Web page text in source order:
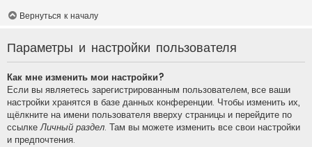
Вернуться к началу
Параметры и настройки пользователя
Как мне изменить мои настройки?
Если вы являетесь зарегистрированным пользователем, все ваши
настройки хранятся в базе данных конференции. Чтобы изменить их,
щёлкните на имени пользователя вверху страницы и перейдите по
ссылкеЛичный раздел. Там вы можете изменить все свои настройки
и предпочтения.